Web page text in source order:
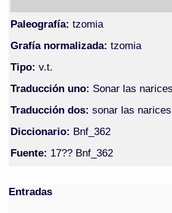
Paleografía: tzomia
Grafía normalizada: tzomia
Tipo: v.t.
Traducción uno: Sonar las narices
Traducción dos: sonar las narices
Diccionario: Bnf_362
Fuente: 17?? Bnf_362
Entradas